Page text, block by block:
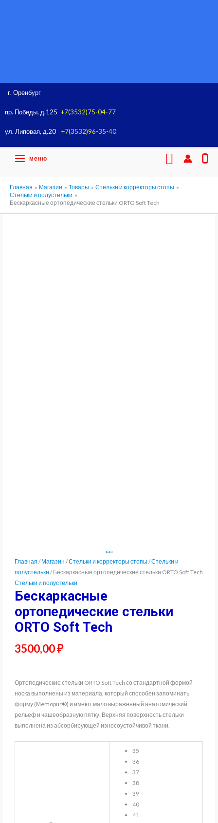
г. Оренбург
пр. Победы, д.125 +7(3532)75-04-77
ул. Липовая, д.20 +7(3532)96-35-40
меню Поиск
Главная Магазин Товары
Стельки и корректоры стопы
Стельки и полустельки
Бескаркасные ортопедические стельки ORTO Soft Tech
Главная /Магазин /Стельки и корректоры стопы /Стельки и
полустельки / Бескаркасные ортопедические стельки ORTO Soft Tech
Стельки и полустельки
Бескаркасные
ортопедические стельки
ORTO Soft Tech
3500,00₽
Ортопедические стельки ORTO Soft Tech со стандартной формой
носка выполнены из материала, который способен запоминать
форму (Мemopur®) и имеют мало выраженный анатомический
рельеф и чашеобразную пятку. Верхняя поверхность стельки
выполнена из абсорбирующей износоустойчивой ткани.
35
36
37
38
39
40
41